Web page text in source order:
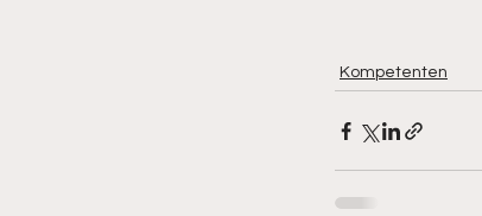
Kompetenten